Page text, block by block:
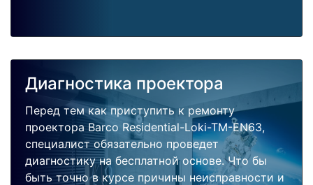
Диагностика проектора
Перед тем как приступить к ремонту
проектора Barco Residential-Loki-TM-EN63,
специалист обязательно проведет
диагностику на бесплатной основе. Что бы
быть точно в курсе причины неисправности и